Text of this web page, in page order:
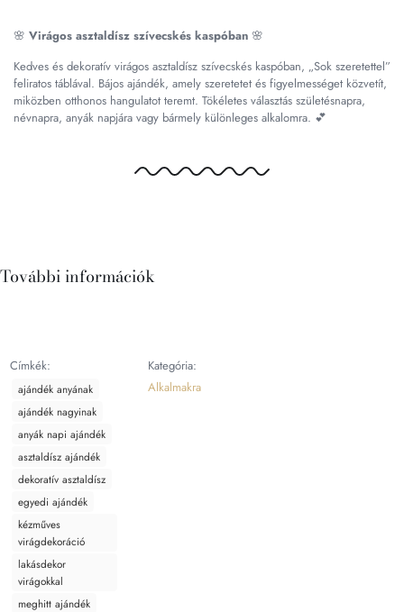
🌸 Virágos asztaldísz szívecskés kaspóban 🌸
Kedves és dekoratív virágos asztaldísz szívecskés kaspóban, „Sok szeretettel”
feliratos táblával. Bájos ajándék, amely szeretetet és figyelmességet közvetít,
miközben otthonos hangulatot teremt. Tökéletes választás születésnapra,
névnapra, anyák napjára vagy bármely különleges alkalomra. 💕
További információk
Címkék:
ajándék anyának
ajándék nagyinak
anyák napi ajándék
asztaldísz ajándék
dekoratív asztaldísz
egyedi ajándék
kézműves
virágdekoráció
lakásdekor
virágokkal
meghitt ajándék
Kategória:
Alkalmakra